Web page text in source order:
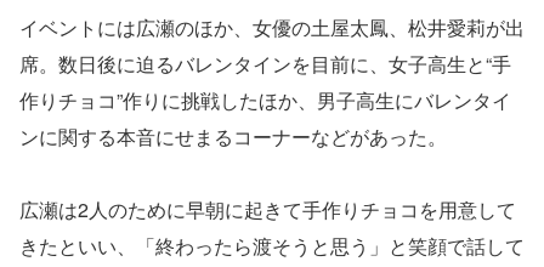
イベントには広瀬のほか、女優の土屋太鳳、松井愛莉が出
席。数日後に迫るバレンタインを目前に、女子高生と“手
作りチョコ”作りに挑戦したほか、男子高生にバレンタイ
ンに関する本音にせまるコーナーなどがあった。
広瀬は2人のために早朝に起きて手作りチョコを用意して
きたといい、「終わったら渡そうと思う」と笑顔で話して